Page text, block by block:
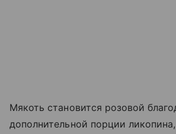
Мякоть становится розовой
дополнительной порции